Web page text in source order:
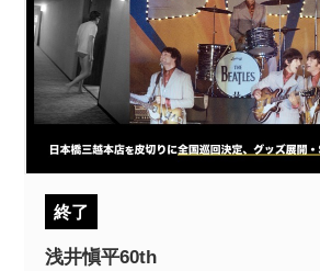
終了
浅井愼平60th